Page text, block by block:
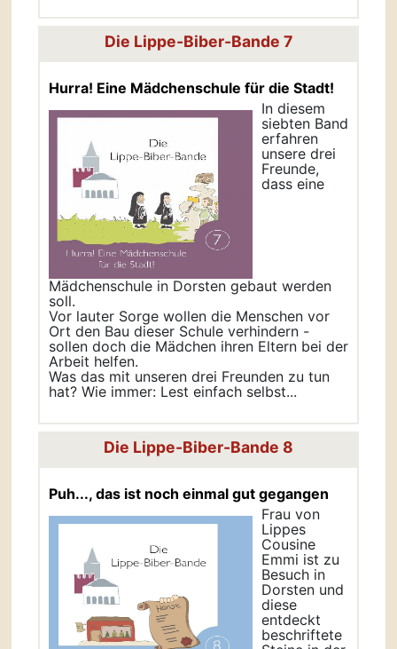
Die Lippe-Biber-Bande 7
Hurra! Eine Mädchenschule für die Stadt!
In diesem
siebten Band
erfahren
unsere drei
Freunde,
dass eine
Mädchenschule in Dorsten gebaut werden
soll.
Vor lauter Sorge wollen die Menschen vor
Ort den Bau dieser Schule verhindern -
sollen doch die Mädchen ihren Eltern bei der
Arbeit helfen.
Was das mit unseren drei Freunden zu tun
hat? Wie immer: Lest einfach selbst...
Die Lippe-Biber-Bande 8
Puh..., das ist noch einmal gut gegangen
Frau von
Lippes
Cousine
Emmi ist zu
Besuch in
Dorsten und
diese
entdeckt
beschriftete